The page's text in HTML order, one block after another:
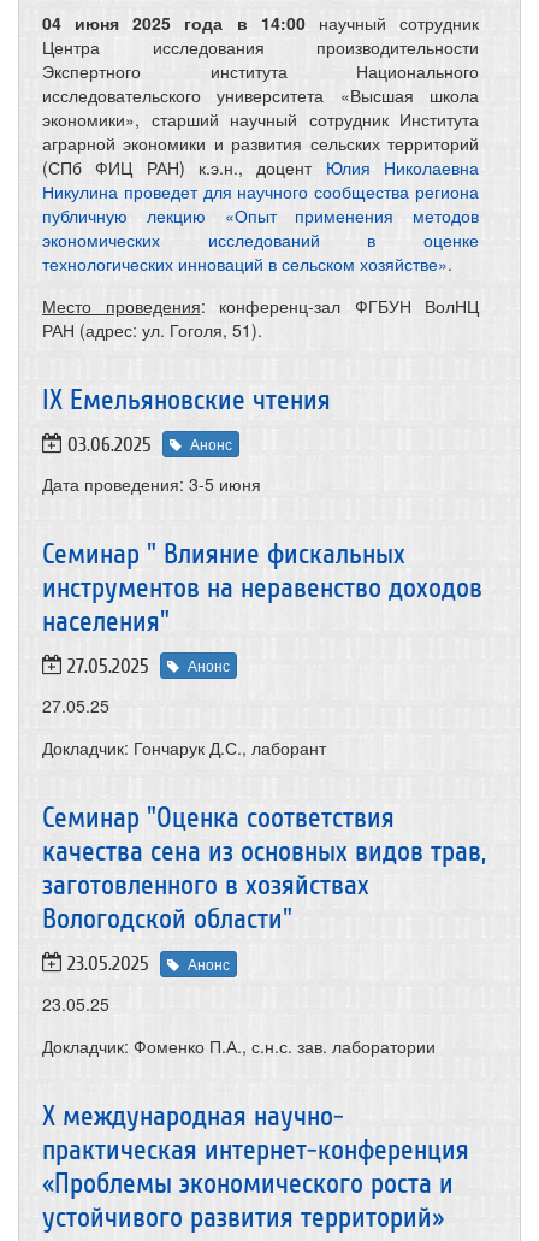
04 июня 2025 года в 14:00научный сотрудник
Центра исследования производительности
Экспертного института Национального
исследовательского университета «Высшая школа
экономики», старший научный сотрудник Института
аграрной экономики и развития сельских территорий
(СПб ФИЦ РАН) к.э.н., доцент Юлия Николаевна
Никулина проведет для научного сообщества региона
публичную лекцию «Опыт применения методов
экономических исследований в оценке
технологических инноваций в сельском хозяйстве».
Место проведения: конференц-зал ФГБУН ВолНЦ
РАН (адрес: ул. Гоголя, 51).
IX Емельяновские чтения
03.06.2025 Анонс
Дата проведения: 3-5 июня
Семинар " Влияние фискальных
инструментов на неравенство доходов
населения"
27.05.2025 Анонс
27.05.25
Докладчик: Гончарук Д.С., лаборант
Семинар "Оценка соответствия
качества сена из основных видов трав,
заготовленного в хозяйствах
Вологодской области"
23.05.2025 Анонс
23.05.25
Докладчик: Фоменко П.А., с.н.с. зав. лаборатории
X международная научно-
практическая интернет-конференция
«Проблемы экономического роста и
устойчивого развития территорий»